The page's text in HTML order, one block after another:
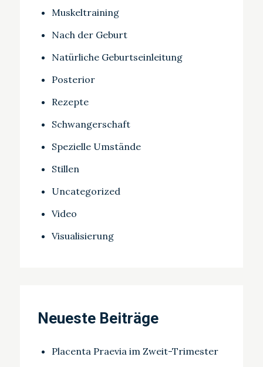
Muskeltraining
Nach der Geburt
Natürliche Geburtseinleitung
Posterior
Rezepte
Schwangerschaft
Spezielle Umstände
Stillen
Uncategorized
Video
Visualisierung
Neueste Beiträge
Placenta Praevia im Zweit-Trimester